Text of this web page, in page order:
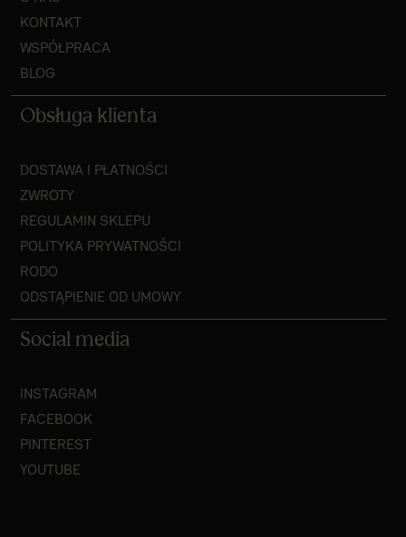
KONTAKT
WSPÓŁPRACA
BLOG
Obsługa klienta
DOSTAWA I PŁATNOŚCI
ZWROTY
REGULAMIN SKLEPU
POLITYKA PRYWATNOŚCI
RODO
ODSTĄPIENIE OD UMOWY
Social media
INSTAGRAM
FACEBOOK
PINTEREST
YOUTUBE